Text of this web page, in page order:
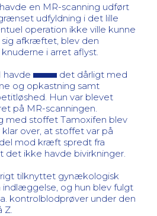
en MR-scanning udført
udfyldning i det lille
operation ikke ville kunne
afkræftet, blev den
i arret aflyst.
havde
det dårligt med
og opkastning samt
Hun var blevet
på MR-scanningen.
med stoffet Tamoxifen blev
klar over, at stoffet var på
mod kræft spredt fra
ikke havde bivirkninger.
tilknyttet gynækologisk
indlæggelse, og hun blev fulgt
kontrolblodprøver under den
Z.